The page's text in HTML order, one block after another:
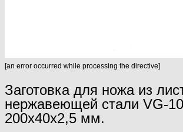
[an error occurred while processing the directive]
Заготовка для ножа из
нержавеющей стали VG-
200х40х2,5 мм.